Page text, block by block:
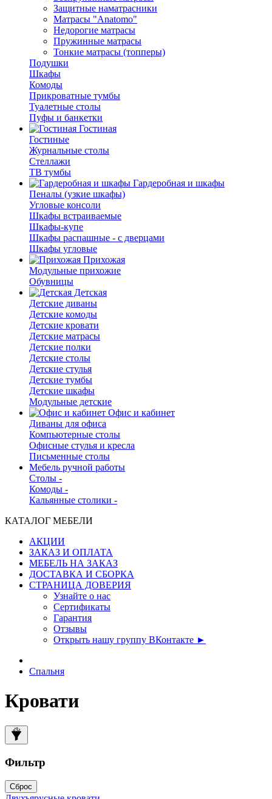
Защитные наматрасники
Матрасы "Anatomo"
Недорогие матрасы
Пружинные матрасы
Тонкие матрасы (топперы)
Подушки
Шкафы
Комоды
Прикроватные тумбы
Туалетные столы
Пуфы и банкетки
Гостиная
Гостиные
Журнальные столы
Стеллажи
ТВ тумбы
Гардеробная и шкафы
Пеналы (узкие шкафы)
Угловые консоли
Шкафы встраиваемые
Шкафы-купе
Шкафы распашные - с дверцами
Шкафы угловые
Прихожая
Модульные прихожие
Обувницы
Детская
Детские диваны
Детские комоды
Детские кровати
Детские матрасы
Детские полки
Детские столы
Детские стулья
Детские тумбы
Детские шкафы
Модульные детские
Офис и кабинет
Диваны для офиса
Компьютерные столы
Офисные стулья и кресла
Письменные столы
Мебель ручной работы
Столы -
Комоды -
Кальянные столики -
КАТАЛОГ МЕБЕЛИ
АКЦИИ
ЗАКАЗ И ОПЛАТА
МЕБЕЛЬ НА ЗАКАЗ
ДОСТАВКА И СБОРКА
СТРАНИЦА ДОВЕРИЯ
Узнайте о нас
Сертификаты
Гарантия
Отзывы
Открыть нашу группу ВКонтакте ►
Спальня
Кровати
Фильтр
Сброс